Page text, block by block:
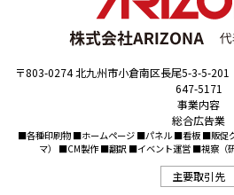
〒803-0274 北九州市小倉南区長尾5-3-5-
647-5171
事業内容
総合広告業
■各種印刷物 ■ホームページ ■パネル ■看板 ■販促
マ） ■CM製作 ■翻訳 ■イベント運営 ■視察（
主要取引先